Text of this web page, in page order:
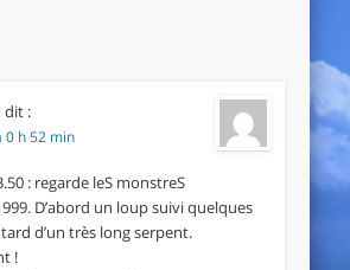
dit :
0 h 52 min
: regarde leS monstreS
D’abord un loup suivi quelques
d’un très long serpent.
!